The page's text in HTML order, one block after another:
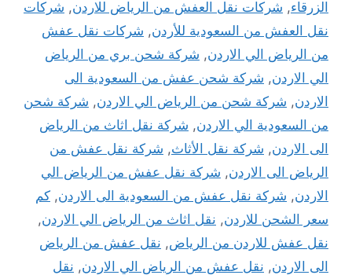
الزرقاء, شركات نقل العفش من الرياض للاردن, شركات
نقل العفش من السعودية للأردن, شركات نقل عفش
من الرياض الي الاردن, شركة شحن بري من الرياض
الي الاردن, شركة شحن عفش من السعودية الى
الاردن, شركة شحن من الرياض الي الاردن, شركة شحن
من السعودية الي الاردن, شركة نقل اثاث من الرياض
الى الاردن, شركة نقل الأثاث, شركة نقل عفش من
الرياض الى الاردن, شركة نقل عفش من الرياض الي
الاردن, شركة نقل عفش من السعودية الى الاردن, كم
سعر الشحن للاردن, نقل اثاث من الرياض الي الاردن,
نقل عفش للاردن من الرياض, نقل عفش من الرياض
الى الاردن, نقل عفش من الرياض الي الاردن, نقل